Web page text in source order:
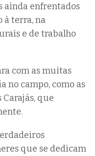
ainda enfrentados
à terra, na
e de trabalho
com as muitas
no campo, como as
Carajás, que
que se dedicam